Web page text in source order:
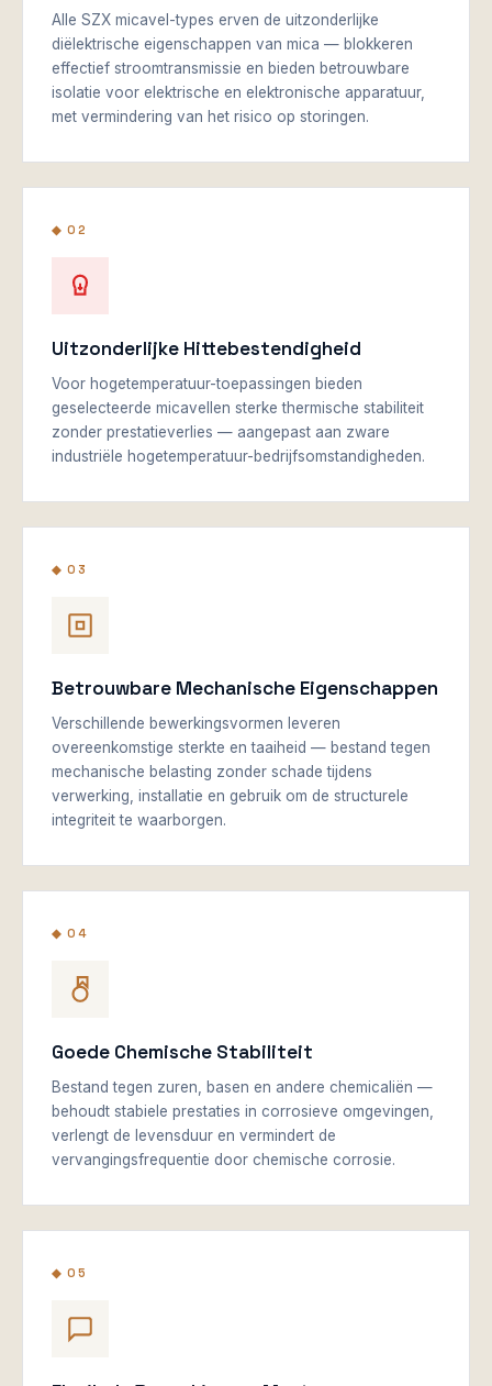
Alle SZX micavel-types erven de uitzonderlijke
diëlektrische eigenschappen van mica — blokkeren
effectief stroomtransmissie en bieden betrouwbare
isolatie voor elektrische en elektronische apparatuur,
met vermindering van het risico op storingen.
◆ 02
Uitzonderlijke Hittebestendigheid
Voor hogetemperatuur-toepassingen bieden
geselecteerde micavellen sterke thermische stabiliteit
zonder prestatieverlies — aangepast aan zware
industriële hogetemperatuur-bedrijfsomstandigheden.
◆ 03
Betrouwbare Mechanische Eigenschappen
Verschillende bewerkingsvormen leveren
overeenkomstige sterkte en taaiheid — bestand tegen
mechanische belasting zonder schade tijdens
verwerking, installatie en gebruik om de structurele
integriteit te waarborgen.
◆ 04
Goede Chemische Stabiliteit
Bestand tegen zuren, basen en andere chemicaliën —
behoudt stabiele prestaties in corrosieve omgevingen,
verlengt de levensduur en vermindert de
vervangingsfrequentie door chemische corrosie.
◆ 05